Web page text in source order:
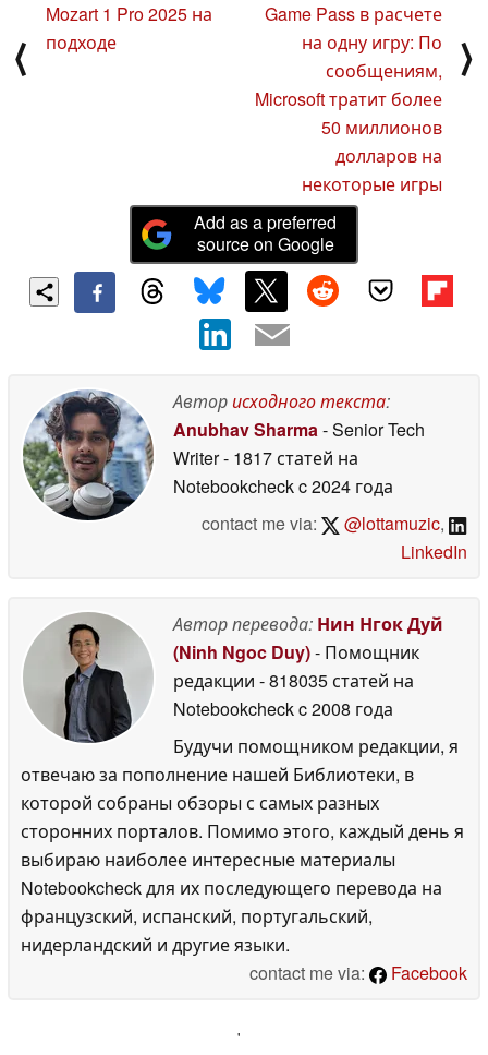
⟨
Mozart 1 Pro 2025 на
подходе
Game Pass в расчете
на одну игру: По
сообщениям,
Microsoft тратит более
50 миллионов
долларов на
некоторые игры
⟩
Add as a preferred
source on Google
Авторисходного текста:
Anubhav Sharma- Senior Tech
Writer- 1817 статей на
Notebookcheckc 2024 года
contact me via:
@lottamuzic,
LinkedIn
Автор перевода: Нин Нгок Дуй
(Ninh Ngoc Duy)- Помощник
редакции - 818035 статей на
Notebookcheckc 2008 года
Будучи помощником редакции, я
отвечаю за пополнение нашей Библиотеки, в
которой собраны обзоры с самых разных
сторонних порталов. Помимо этого, каждый день я
выбираю наиболее интересные материалы
Notebookcheck для их последующего перевода на
французский, испанский, португальский,
нидерландский и другие языки.
contact me via:
Facebook
'